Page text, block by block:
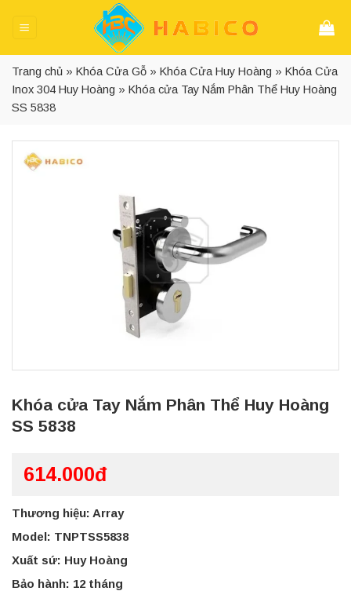
Trang chủ » Khóa Cửa Gỗ » Khóa Cửa Huy Hoàng » Khóa Cửa
Inox 304 Huy Hoàng » Khóa cửa Tay Nắm Phân Thể Huy Hoàng
SS 5838
Khóa cửa Tay Nắm Phân Thể Huy Hoàng
SS 5838
614.000đ
Thương hiệu: Array
Model: TNPTSS5838
Xuất sứ: Huy Hoàng
Bảo hành: 12 tháng